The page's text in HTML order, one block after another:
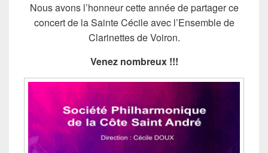
Nous avons l’honneur cette année de partager ce
concert de la Sainte Cécile avec l’Ensemble de
Clarinettes de Voiron.
Venez nombreux !!!